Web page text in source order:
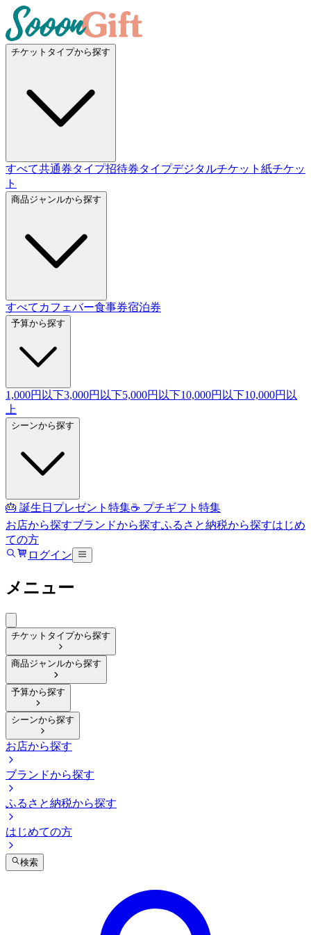
チケットタイプから探す
すべて共通券タイプ招待券タイプデジタルチケット 紙チケッ
ト
商品ジャンルから探す
すべて カフェバー食事券宿泊券
予算から探す
1,000円以下3,000円以下5,000円以下10,000円以下10,000円以
上
シーンから探す
🎂 誕生日プレゼント特集☕ プチギフト特集
お店から探すブランドから探すふるさと納税から探すはじめ
ての方
ログイン
メニュー
チケットタイプから探す
商品ジャンルから探す
予算から探す
シーンから探す
お店から探す
ブランドから探す
ふるさと納税から探す
はじめての方
検索